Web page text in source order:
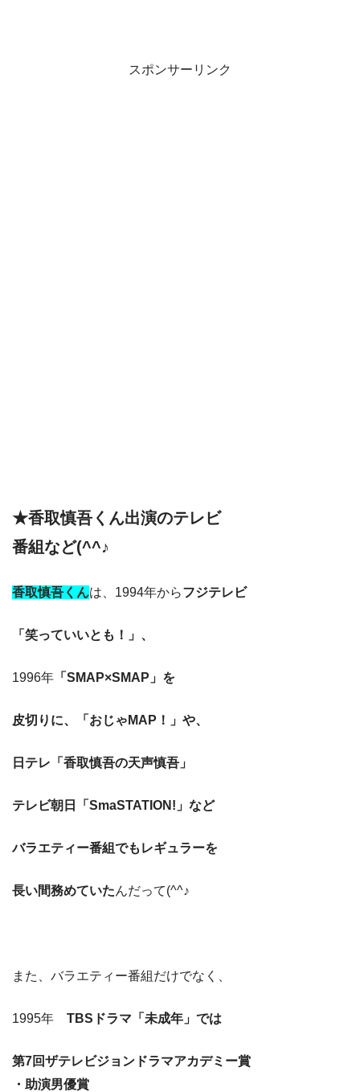
スポンサーリンク
★香取慎吾くん出演のテレビ
番組など(^^♪
香取慎吾く んは、1994年からフジテレビ
「笑っていいとも！」、
1996年 「SMAP×SMAP」を
皮切りに、「おじゃMAP！」や、
日テレ「香取慎吾の天声慎吾」
テレビ朝日「SmaSTATION!」など
バラエティー番組でもレギュラーを
長い間務めていたんだって(^^♪
また、バラエティー番組だけでなく、
1995年 TBSドラマ「未成年」では
第7回ザテレビジョンドラマアカデミー賞
・助演男優賞